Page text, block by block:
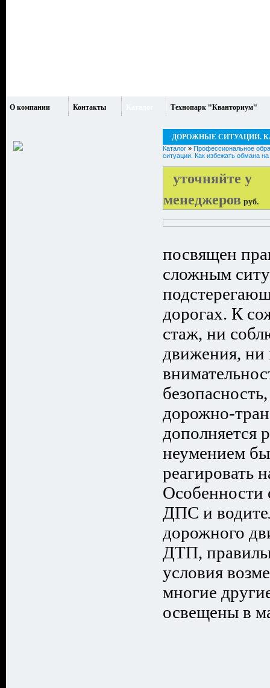
О компании Контакты Технопарк "Кванториум"
ДОРОЖНЫЕ СИТУАЦИИ.
Каталог » Профессиональное
ситуации. Как избежать обмана
уточняйте у
менеджеров руб.
посвящен
сложным
дорогах. К
стаж, ни
движения,
дорожно-
дополняется
неумением
реагировать
Особенности
ДПС и
дорожного
ДТП,
условия
многие
освещены в